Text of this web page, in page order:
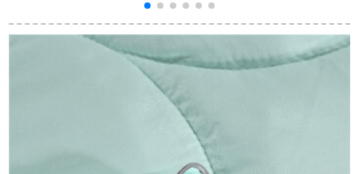
に梅150*200 cm/2 kg
れます。冬は寮の温
度に調節されてかけ
ダ春は芯簡易灰150 x
200 cm（3斤）で
には科学技术の繊维
を芯にしてからかわ
れ、わわわわわわわ